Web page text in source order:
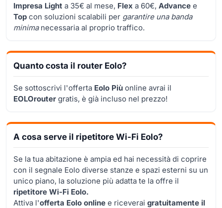
Impresa Light a 35€ al mese, Flex a 60€, Advance e
Top con soluzioni scalabili per garantire una banda
minimanecessaria al proprio traffico.
Quanto costa il router Eolo?
Se sottoscrivi l'offerta Eolo Più online avrai il
EOLOrouter gratis, è già incluso nel prezzo!
A cosa serve il ripetitore Wi-Fi Eolo?
Se la tua abitazione è ampia ed hai necessità di coprire
con il segnale Eolo diverse stanze e spazi esterni su un
unico piano, la soluzione più adatta te la offre il
ripetitore Wi-Fi Eolo.
Attiva l'offerta Eolo online e riceverai gratuitamente il